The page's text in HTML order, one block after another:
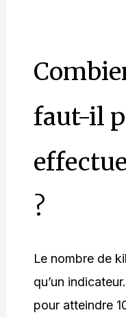
faut-il
?
Le nombre de
qu’un
pour atteindre